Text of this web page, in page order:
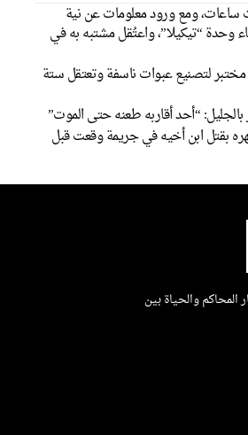
ساعات، ومع ورود معلومات عن نية
وحدة “تيكيلا”، واعتُقل مشتبه به في
لتصنيع عبوات ناسفة وتعتقل ستة
“أحد أقاربه طعنه حتى الموت”
بقتل ابن أخيه في جريمة وقعت قبل
المحاكم والحياة بين